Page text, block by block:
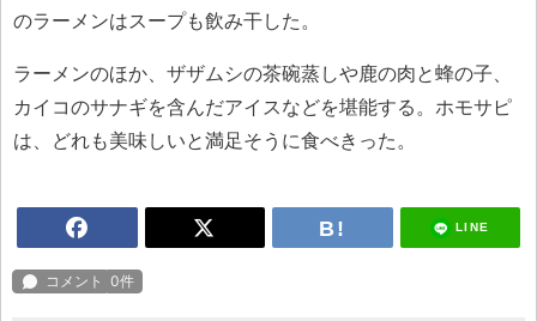
のラーメンはスープも飲み干した。
ラーメンのほか、ザザムシの茶碗蒸しや鹿の肉と蜂の子、
カイコのサナギを含んだアイスなどを堪能する。ホモサピ
は、どれも美味しいと満足そうに食べきった。
LINE